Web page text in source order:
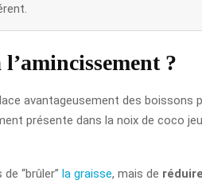
?
avantageusement des
présente dans la noix de coco
“brûler” la graisse, mais de